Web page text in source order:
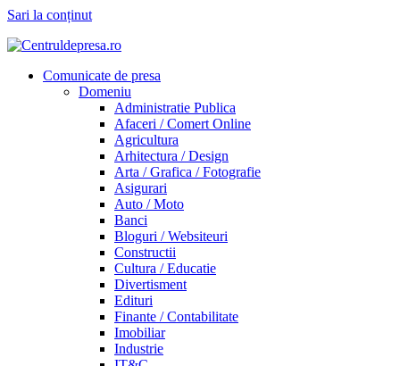
Sari la conținut
Comunicate de presa
Domeniu
Administratie Publica
Afaceri / Comert Online
Agricultura
Arhitectura / Design
Arta / Grafica / Fotografie
Asigurari
Auto / Moto
Banci
Bloguri / Websiteuri
Constructii
Cultura / Educatie
Divertisment
Edituri
Finante / Contabilitate
Imobiliar
Industrie